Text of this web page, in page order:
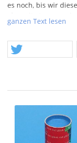
es noch, bis wir
also mit etwas
ich weniger mehr.
Achtung, dieses
"Feuerwerkskörper".
ganzen Text lesen